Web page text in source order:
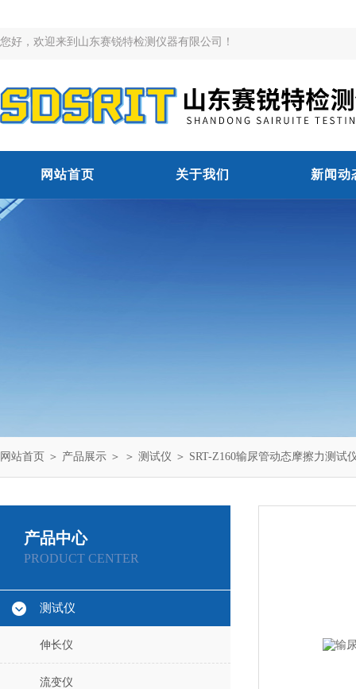
您好，欢迎来到山东赛锐特检测仪器有限公司！
网站首页 关于我们 新闻动
网站首页 ＞ 产品展示 ＞ ＞ 测试仪 ＞ SRT-Z160输尿管动态摩擦力测试
产品中心
PRODUCT CENTER
测试仪
伸长仪
流变仪